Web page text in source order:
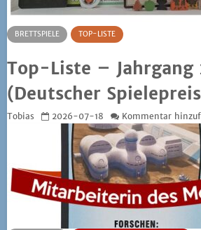
BRETTSPIELE TOP-LISTE
Top-Liste – Jahrgang
(Deutscher
Tobias 2026-07-18 Kommentar